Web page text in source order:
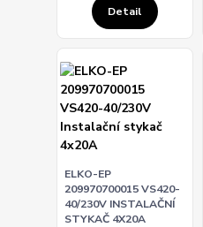
Detail
ELKO-EP
209970700015 VS420-
40/230V INSTALAČNÍ
STYKAČ 4X20A